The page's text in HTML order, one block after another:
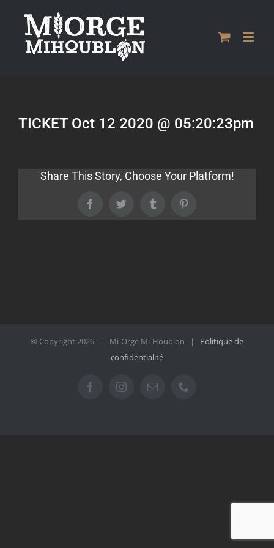
contenu
TICKET Oct 12 2020 @ 05:20:23pm
Share This Story, Choose Your Platform!
FacebookTwitter Tumblr
© Copyright2026 | Mi-Orge Mi-Houblon | Politique de
confidentialité
FacebookInstagramEmail